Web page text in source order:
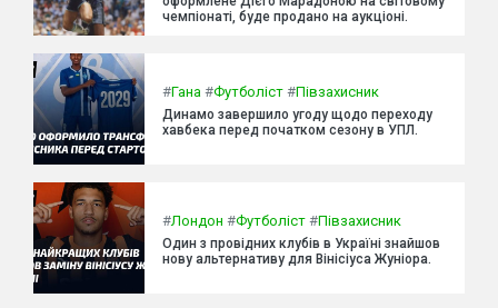
чемпіонаті, буде продано на аукціоні.
#Гана #Футболіст #Півзахисник
Динамо завершило угоду щодо переходу
хавбека перед початком сезону в УПЛ.
#Лондон #Футболіст #Півзахисник
Один з провідних клубів в Україні знайшов
нову альтернативу для Вінісіуса Жуніора.